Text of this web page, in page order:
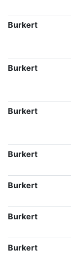
Burkert
Burkert
Burkert
Burkert
Burkert
Burkert
Burkert